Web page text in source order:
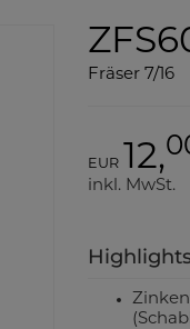
Fräser 7/16
EUR 12,
inkl. MwSt.